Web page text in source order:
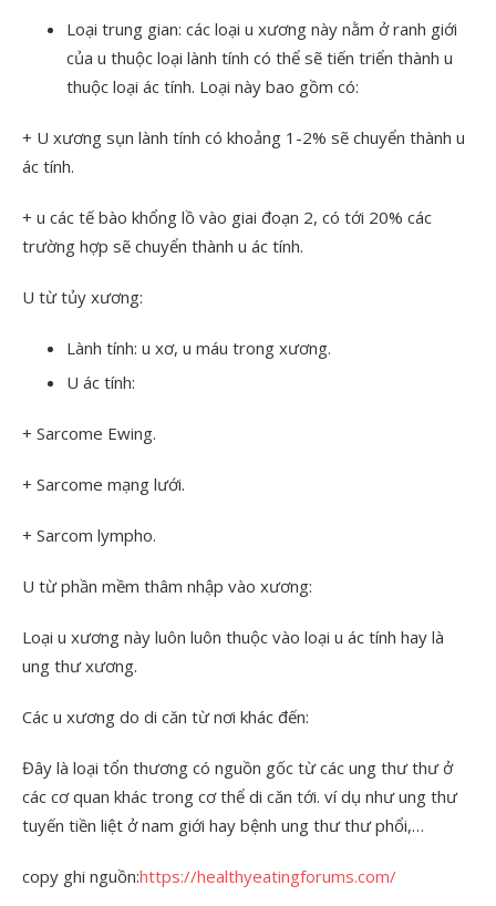
Loại trung gian: các loại u xương này nằm ở ranh giới
của u thuộc loại lành tính có thể sẽ tiến triển thành u
thuộc loại ác tính. Loại này bao gồm có:
+ U xương sụn lành tính có khoảng 1-2% sẽ chuyển thành u
ác tính.
+ u các tế bào khổng lồ vào giai đoạn 2, có tới 20% các
trường hợp sẽ chuyển thành u ác tính.
U từ tủy xương:
Lành tính: u xơ, u máu trong xương.
U ác tính:
+ Sarcome Ewing.
+ Sarcome mạng lưới.
+ Sarcom lympho.
U từ phần mềm thâm nhập vào xương:
Loại u xương này luôn luôn thuộc vào loại u ác tính hay là
ung thư xương.
Các u xương do di căn từ nơi khác đến:
Đây là loại tổn thương có nguồn gốc từ các ung thư thư ở
các cơ quan khác trong cơ thể di căn tới. ví dụ như ung thư
tuyến tiền liệt ở nam giới hay bệnh ung thư thư phổi,…
copy ghi nguồn:https://healthyeatingforums.com/